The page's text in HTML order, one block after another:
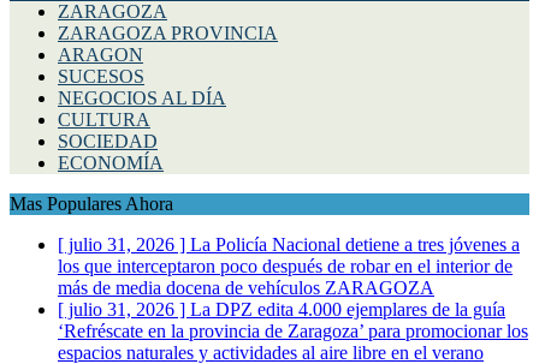
ZARAGOZA
ZARAGOZA PROVINCIA
ARAGON
SUCESOS
NEGOCIOS AL DÍA
CULTURA
SOCIEDAD
ECONOMÍA
Mas Populares Ahora
[ julio 31, 2026 ] La Policía Nacional detiene a tres jóvenes a
los que interceptaron poco después de robar en el interior de
más de media docena de vehículos ZARAGOZA
[ julio 31, 2026 ] La DPZ edita 4.000 ejemplares de la guía
‘Refréscate en la provincia de Zaragoza’ para promocionar los
espacios naturales y actividades al aire libre en el verano